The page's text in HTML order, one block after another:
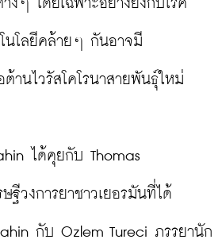
งๆ โดยเฉพาะอย่างยิ่งกับโรค
นโลยีคล้ายๆ กันอาจมี
านไวรัสโคโรนาสายพันธุ์ใหม่
ได้คุยกับ Thomas
ฐีวงการยาชาวเยอรมันที่ได้
กับ Ozlem Tureci ภรรยานัก